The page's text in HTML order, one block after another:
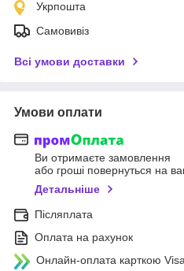
Укрпошта
Самовивіз
Всі умови доставки
Умови оплати
Ви отримаєте замовлення
або гроші повернуться на
Детальніше
Післяплата
Оплата на рахунок
Онлайн-оплата карткою